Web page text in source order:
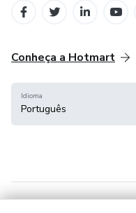
Conheça a Hotmart
Idioma
Português